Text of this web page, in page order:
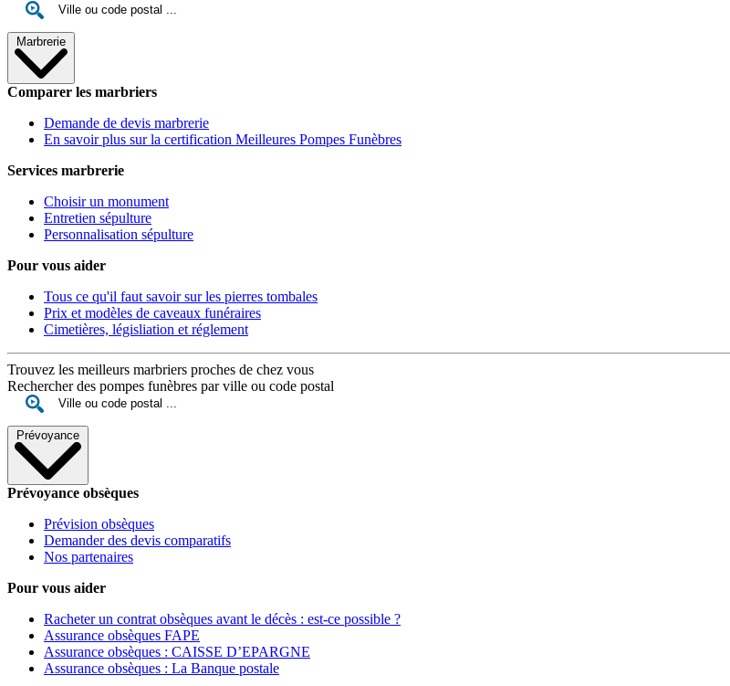
Marbrerie
Comparer les marbriers
Demande de devis marbrerie
En savoir plus sur la certification Meilleures Pompes Funèbres
Services marbrerie
Choisir un monument
Entretien sépulture
Personnalisation sépulture
Pour vous aider
Tous ce qu'il faut savoir sur les pierres tombales
Prix et modèles de caveaux funéraires
Cimetières, législiation et réglement
Trouvez les meilleurs marbriers proches de chez vous
Rechercher des pompes funèbres par ville ou code postal
Prévoyance
Prévoyance obsèques
Prévision obsèques
Demander des devis comparatifs
Nos partenaires
Pour vous aider
Racheter un contrat obsèques avant le décès : est-ce possible ?
Assurance obsèques FAPE
Assurance obsèques : CAISSE D’EPARGNE
Assurance obsèques : La Banque postale